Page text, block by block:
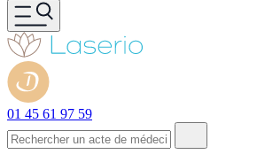
01 45 61 97 59